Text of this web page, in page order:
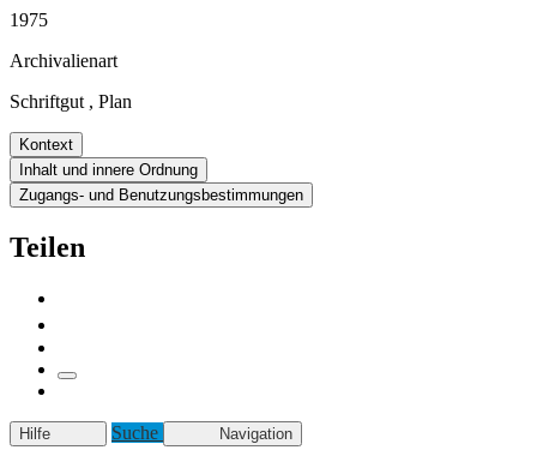
1975
Archivalienart
Schriftgut , Plan
Kontext
Inhalt und innere Ordnung
Zugangs- und Benutzungsbestimmungen
Teilen
Hilfe Suche Navigation